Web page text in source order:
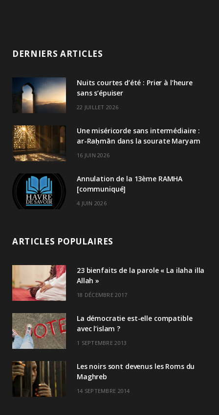
DERNIERS ARTICLES
Nuits courtes d’été : Prier à l’heure
sans s’épuiser
22 JUILLET 2026
Une miséricorde sans intermédiaire :
ar-Raḥmān dans la sourate Maryam
16 JUIN 2026
Annulation de la 13ème RAMHA
[communiqué]
4 JUIN 2026
ARTICLES POPULAIRES
23 bienfaits de la parole « La ilaha illa
Allah »
18 DÉCEMBRE 2017
La démocratie est-elle compatible
avec l’islam ?
1 SEPTEMBRE 2013
Les noirs sont devenus les Roms du
Maghreb
14 SEPTEMBRE 2014